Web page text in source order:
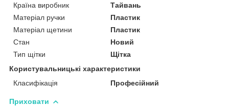
Країна виробник
Тайвань
Матеріал ручки
Пластик
Матеріал щетини
Пластик
Стан
Новий
Тип щітки
Щітка
Користувальницькі характеристики
Класифікація
Професійний
Приховати